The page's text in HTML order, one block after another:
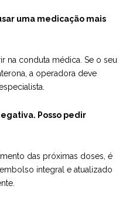
uma medicação mais
na conduta médica. Se o seu
a operadora deve
Posso pedir
das próximas doses, é
integral e atualizado